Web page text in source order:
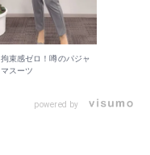
拘束感ゼロ！噂のパジャ
マスーツ
powered by